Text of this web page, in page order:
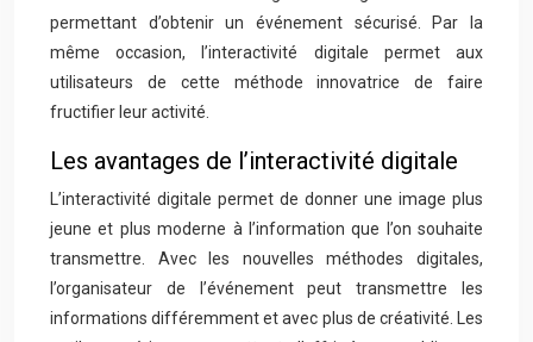
permettant d’obtenir un événement sécurisé. Par la
même occasion, l’interactivité digitale permet aux
utilisateurs de cette méthode innovatrice de faire
fructifier leur activité.
Les avantages de l’interactivité digitale
L’interactivité digitale permet de donner une image plus
jeune et plus moderne à l’information que l’on souhaite
transmettre. Avec les nouvelles méthodes digitales,
l’organisateur de l’événement peut transmettre les
informations différemment et avec plus de créativité. Les